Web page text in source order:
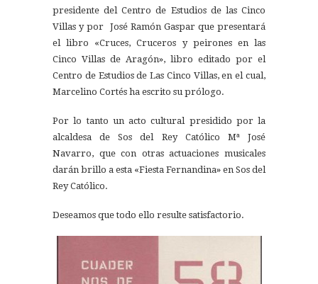
presidente del Centro de Estudios de las Cinco
Villas y por José Ramón Gaspar que presentará
el libro «Cruces, Cruceros y peirones en las
Cinco Villas de Aragón», libro editado por el
Centro de Estudios de Las Cinco Villas, en el cual,
Marcelino Cortés ha escrito su prólogo.
Por lo tanto un acto cultural presidido por la
alcaldesa de Sos del Rey Católico Mª José
Navarro, que con otras actuaciones musicales
darán brillo a esta «Fiesta Fernandina» en Sos del
Rey Católico.
Deseamos que todo ello resulte satisfactorio.